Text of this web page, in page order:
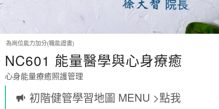
為崗位能力加分(職能證書)
NC601 能量醫學與心身療癒
心身能量療癒照護管理
初階健管學習地圖 MENU >點我